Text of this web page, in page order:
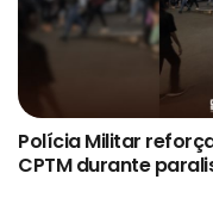
Polícia Militar
CPTM durante